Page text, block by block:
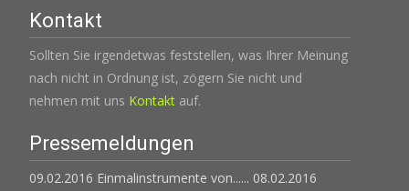
Kontakt
Sollten Sie irgendetwas feststellen, was Ihrer Meinung
nach nicht in Ordnung ist, zögern Sie nicht und
nehmen mit uns Kontakt auf.
Pressemeldungen
09.02.2016 Einmalinstrumente von...... 08.02.2016